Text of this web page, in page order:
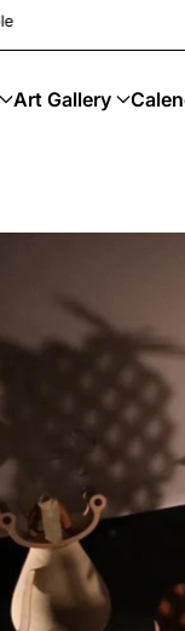
Art Gallery